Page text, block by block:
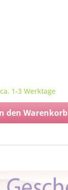
1-3 Werktage
den Warenkorb